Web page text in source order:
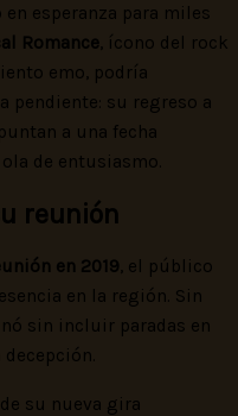
esperanza para miles
Romance, ícono del rock
emo, podría
pendiente: su regreso a
a una fecha
de entusiasmo.
reunión
en 2019, el público
en la región. Sin
sin incluir paradas en
su nueva gira